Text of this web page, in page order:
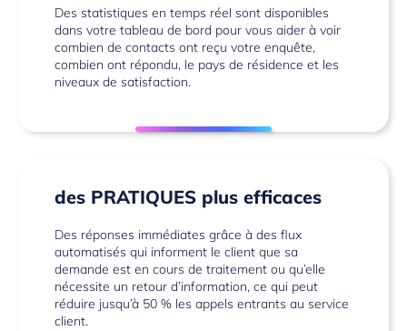
Des statistiques en temps réel sont disponibles
dans votre tableau de bord pour vous aider à voir
combien de contacts ont reçu votre enquête,
combien ont répondu, le pays de résidence et les
niveaux de satisfaction.
des PRATIQUES plus efficaces
Des réponses immédiates grâce à des flux
automatisés qui informent le client que sa
demande est en cours de traitement ou qu’elle
nécessite un retour d’information, ce qui peut
réduire jusqu’à 50 % les appels entrants au service
client.